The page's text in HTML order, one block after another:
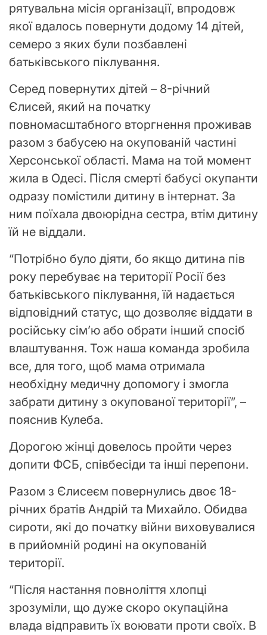
рятувальна місія організації, впродовж
якої вдалось повернути додому 14 дітей,
семеро з яких були позбавлені
батьківського піклування.
Серед повернутих дітей – 8-річний
Єлисей, який на початку
повномасштабного вторгнення проживав
разом з бабусею на окупованій частині
Херсонської області. Мама на той момент
жила в Одесі. Після смерті бабусі окупанти
одразу помістили дитину в інтернат. За
ним поїхала двоюрідна сестра, втім дитину
їй не віддали.
“Потрібно було діяти, бо якщо дитина пів
року перебуває на території Росії без
батьківського піклування, їй надається
відповідний статус, що дозволяє віддати в
російську сімʼю або обрати інший спосіб
влаштування. Тож наша команда зробила
все, для того, щоб мама отримала
необхідну медичну допомогу і змогла
забрати дитину з окупованої території”, –
пояснив Кулеба.
Дорогою жінці довелось пройти через
допити ФСБ, співбесіди та інші перепони.
Разом з Єлисеєм повернулись двоє 18-
річних братів Андрій та Михайло. Обидва
сироти, які до початку війни виховувалися
в прийомній родині на окупованій
території.
“Після настання повноліття хлопці
зрозуміли, що дуже скоро окупаційна
влада відправить їх воювати проти своїх. В